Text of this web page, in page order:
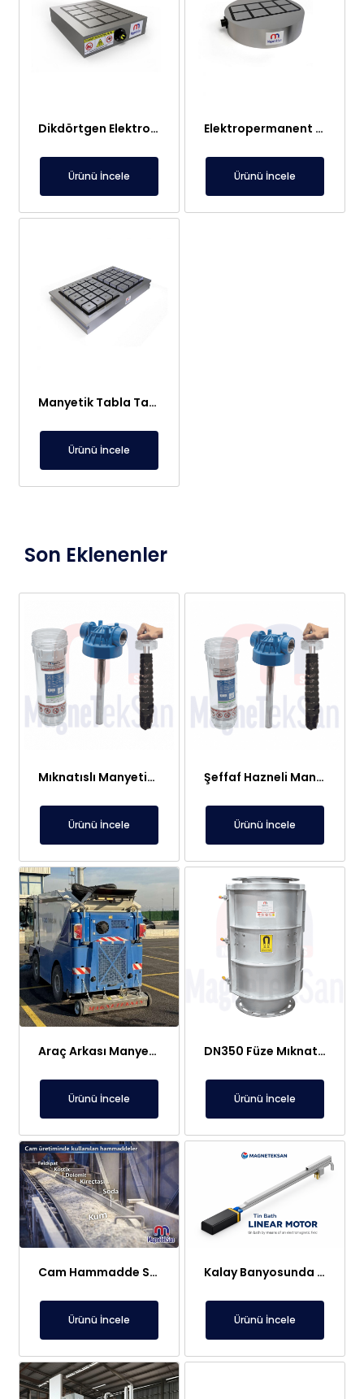
Dikdörtgen Elektropermanent Manyetik Tabla
Ürünü İncele
Elektropermanent Mıknatıslı Taşıma Sistemleri
Ürünü İncele
Manyetik Tabla Taşıma Sistemleri
Ürünü İncele
Son Eklenenler
Mıknatıslı Manyetik Tutucu Filtre Mıknatıs – Petek ve Kombi Temizliği
Ürünü İncele
Şeffaf Hazneli Manyetik Çubuk Filtre – Ekonomik ve Yüksek Verimli Metal Tutucu
Ürünü İncele
Araç Arkası Manyetik Süpürge – Liman, Fuar Alanı ve Otomotiv Fabrikaları İçin
Ürünü İncele
DN350 Füze Mıknatıs (Bullet Magnet) – Toz ve Alçı Hatlarında Tıkanma Yapmaz Manyetik Seperatör
Ürünü İncele
Cam Hammadde Sektörü İçin Askı Tipi Neodimyum Plaka Mıknatıs | Yüksek Gauss Manyetik Separatör
Ürünü İncele
Kalay Banyosunda Lineer Elektromıknatıs: Sıcaklık Homojenliği ve Oksit Temizleme
Ürünü İncele